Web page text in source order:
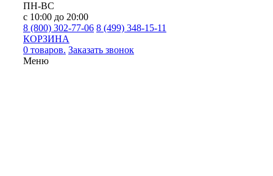
ПН-ВС
с 10:00 до 20:00
8 (800) 302-77-06 8 (499) 348-15-11
КОРЗИНА
0 товаров. Заказать звонок
Меню